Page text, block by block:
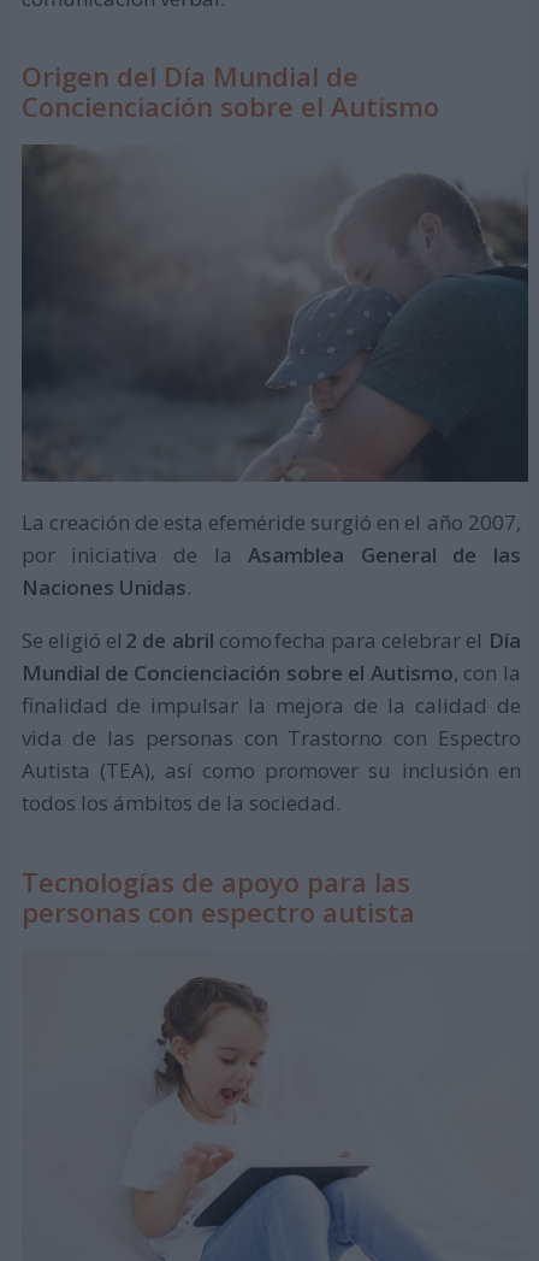
Origen del Día Mundial de
Concienciación sobre el Autismo
La creación de esta efeméride surgió en el año 2007,
por iniciativa de laAsamblea General de las
Naciones Unidas.
Se eligió el 2 de abril como fecha para celebrar el Día
Mundial de Concienciación sobre el Autismo, con la
finalidad de impulsar la mejora de la calidad de
vida de las personas con Trastorno con Espectro
Autista (TEA), así como promover su inclusión en
todos los ámbitos de la sociedad.
Tecnologías de apoyo para las
personas con espectro autista